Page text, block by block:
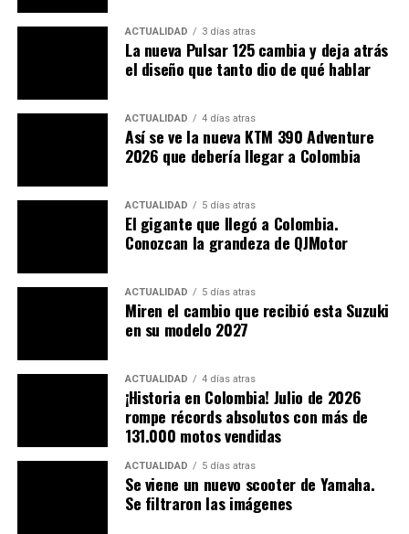
Las farolas divididas se muestran como un polígono de
tres lados, que parecen ojos agresivos, con luces DRL
que simulan cejas, con luces medias y plenas que
proyectan a través de lupas pods.
Full LED, un scooter a la vanguardia, que está de moda
en los gustos actuales de los consumidores.
¿En qué cambio el Auteco
Victory New Black?
La cúpula frontal ahora es ajustable de manera manual.
Por otra parte, al sillín se le removió el soporte para la
zona baja de la espalda del piloto, logrando así que
ACTUALIDAD 3 días atras
La nueva Pulsar 125 cambia y deja atrás
el diseño que tanto dio de qué hablar
ACTUALIDAD 4 días atras
Así se ve la nueva KTM 390 Adventure
2026 que debería llegar a Colombia
ACTUALIDAD 5 días atras
El gigante que llegó a Colombia.
Conozcan la grandeza de QJMotor
ACTUALIDAD 5 días atras
Miren el cambio que recibió esta Suzuki
en su modelo 2027
ACTUALIDAD 4 días atras
¡Historia en Colombia! Julio de 2026
rompe récords absolutos con más de
131.000 motos vendidas
ACTUALIDAD 5 días atras
Se viene un nuevo scooter de Yamaha.
Se filtraron las imágenes